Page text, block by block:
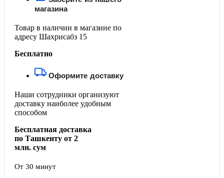
магазина
Товар в наличии в магазине по
адресу Шахрисабз 15
Бесплатно
Оформите доставку
Наши сотрудники организуют
доставку наиболее удобным
способом
Бесплатная доставка
по Ташкенту от 2
млн. сум
От 30 минут